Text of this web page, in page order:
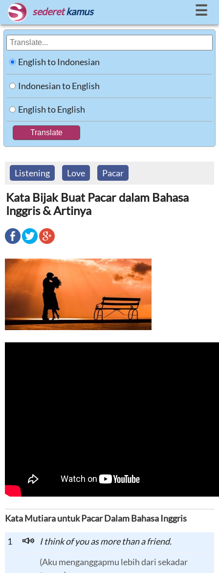
sederet kamus ☰
English to Indonesian
Indonesian to English
English to English
Listening Love Pacar
Kata Bijak Buat Pacar dalam Bahasa
Inggris & Artinya
Kata Mutiara untuk Pacar Dalam Bahasa Inggris
1
I think of you as more than a friend.
(Aku menganggapmu lebih dari sekadar